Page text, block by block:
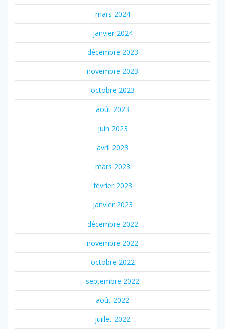
mars 2024
janvier 2024
décembre 2023
novembre 2023
octobre 2023
août 2023
juin 2023
avril 2023
mars 2023
février 2023
janvier 2023
décembre 2022
novembre 2022
octobre 2022
septembre 2022
août 2022
juillet 2022